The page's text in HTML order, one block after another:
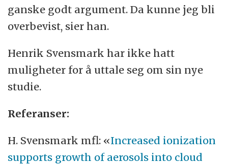
ganske godt argument. Da kunne jeg bli
overbevist, sier han.
Henrik Svensmark har ikke hatt
muligheter for å uttale seg om sin nye
studie.
Referanser:
H. Svensmark mfl: «Increased ionization
supports growth of aerosols into cloud